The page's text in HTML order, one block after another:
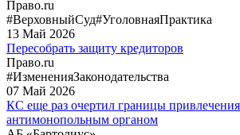
Право.ru
#ВерховныйСуд#УголовнаяПрактика
13 Май 2026
Пересобрать защиту кредиторов
Право.ru
#ИзмененияЗаконодательства
07 Май 2026
КС еще раз очертил границы привлечения
антимонопольным органом